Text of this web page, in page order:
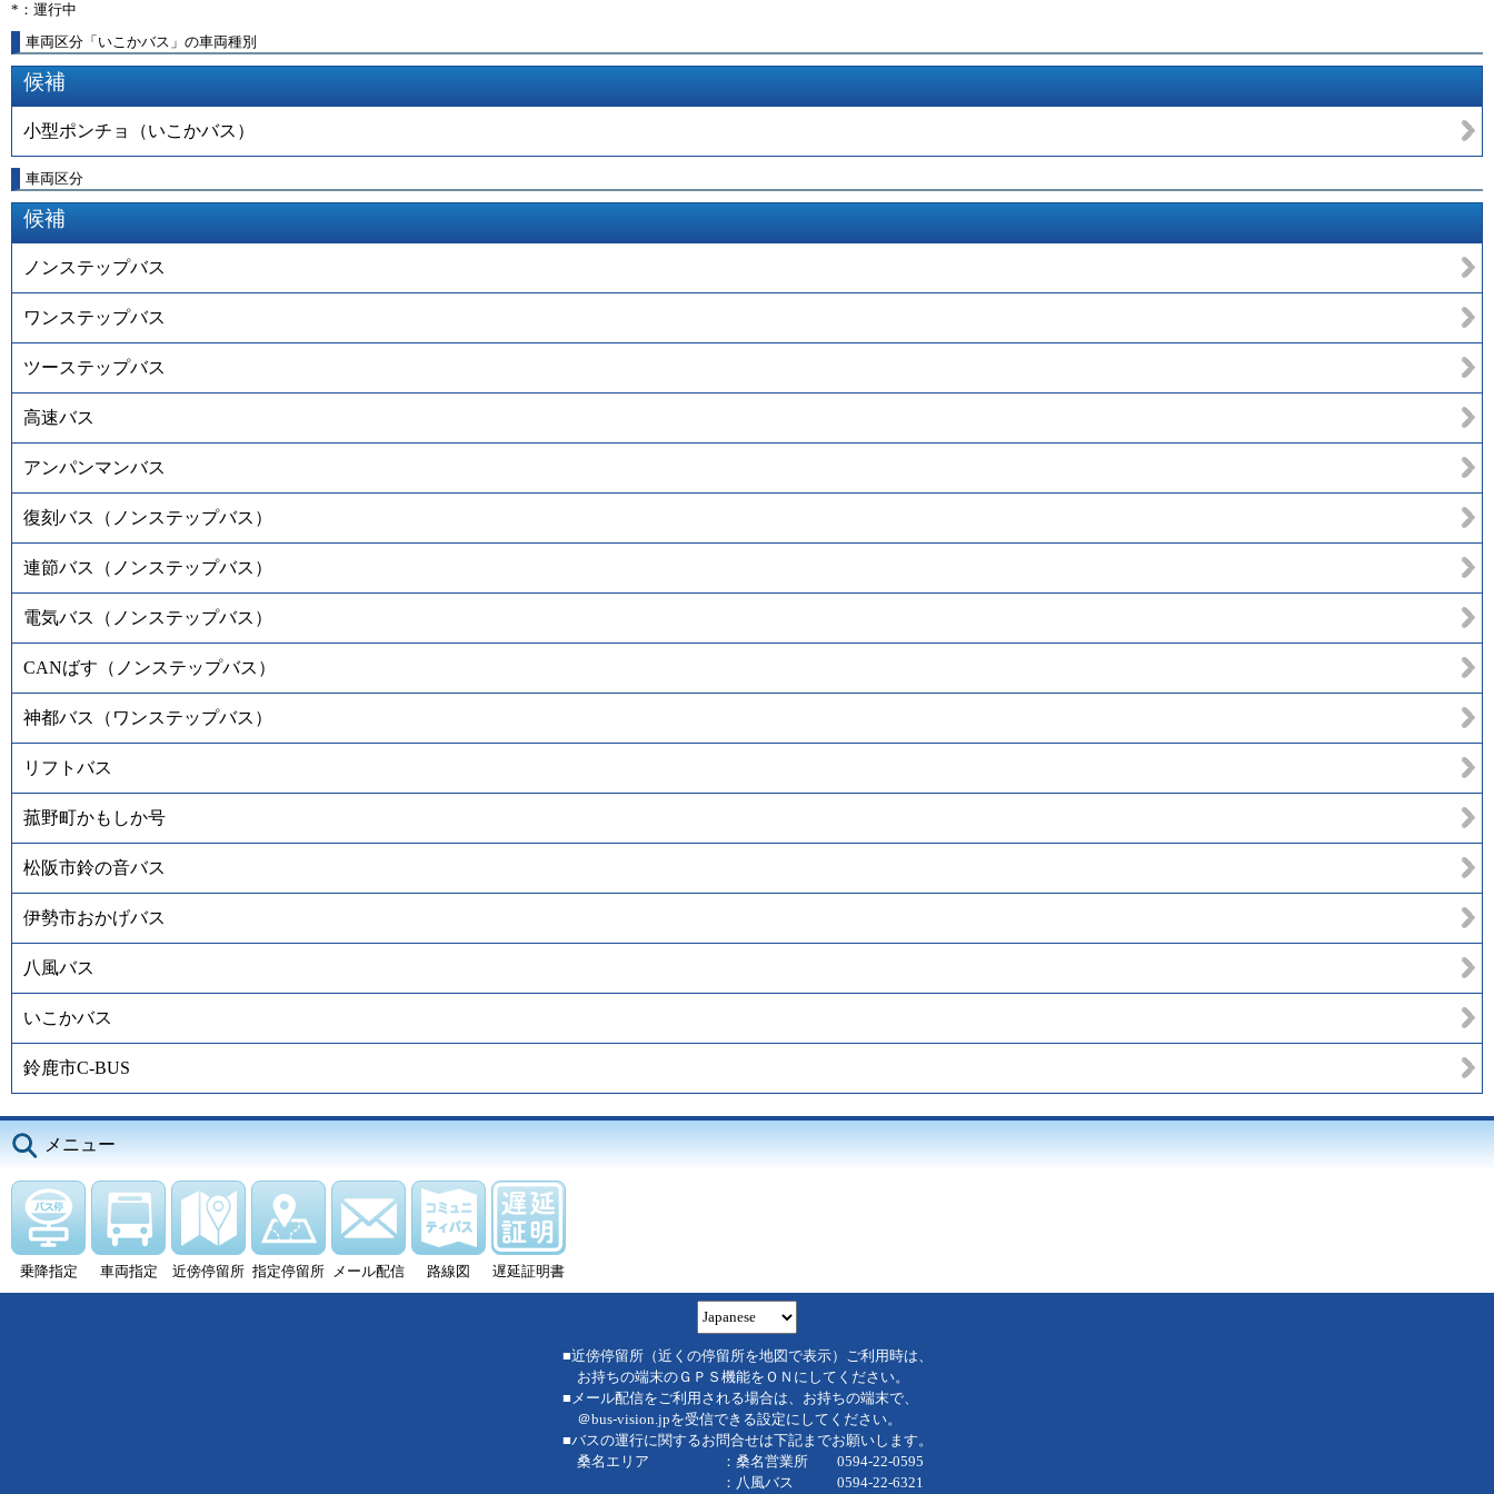
*：運行中
車両区分「いこかバス」の車両種別
候補
小型ポンチョ（いこかバス）
車両区分
候補
ノンステップバス
ワンステップバス
ツーステップバス
高速バス
アンパンマンバス
復刻バス（ノンステップバス）
連節バス（ノンステップバス）
電気バス（ノンステップバス）
CANばす（ノンステップバス）
神都バス（ワンステップバス）
リフトバス
菰野町かもしか号
松阪市鈴の音バス
伊勢市おかげバス
八風バス
いこかバス
鈴鹿市C-BUS
メニュー
乗降指定 車両指定 近傍停留所 指定停留所 メール配信 路線図 遅延証明書
■近傍停留所（近くの停留所を地図で表示）ご利用時は、
お持ちの端末のＧＰＳ機能をＯＮにしてください。
■メール配信をご利用される場合は、お持ちの端末で、
＠bus-vision.jpを受信できる設定にしてください。
■バスの運行に関するお問合せは下記までお願いします。
桑名エリア ：桑名営業所 0594-22-0595
：八風バス 0594-22-6321